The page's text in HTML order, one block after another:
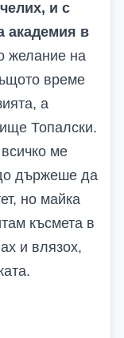
и с
академия в
желание на
време
а
Топалски.
ме
държеше да
но майка
късмета в
и влязох,